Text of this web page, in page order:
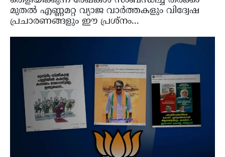
മുതൽ എണ്ണമറ്റ വ്യാജ വാർത്തകളും വിദ്വേഷ
പ്രചാരണങ്ങളും ഈ പ്രശ്നം...